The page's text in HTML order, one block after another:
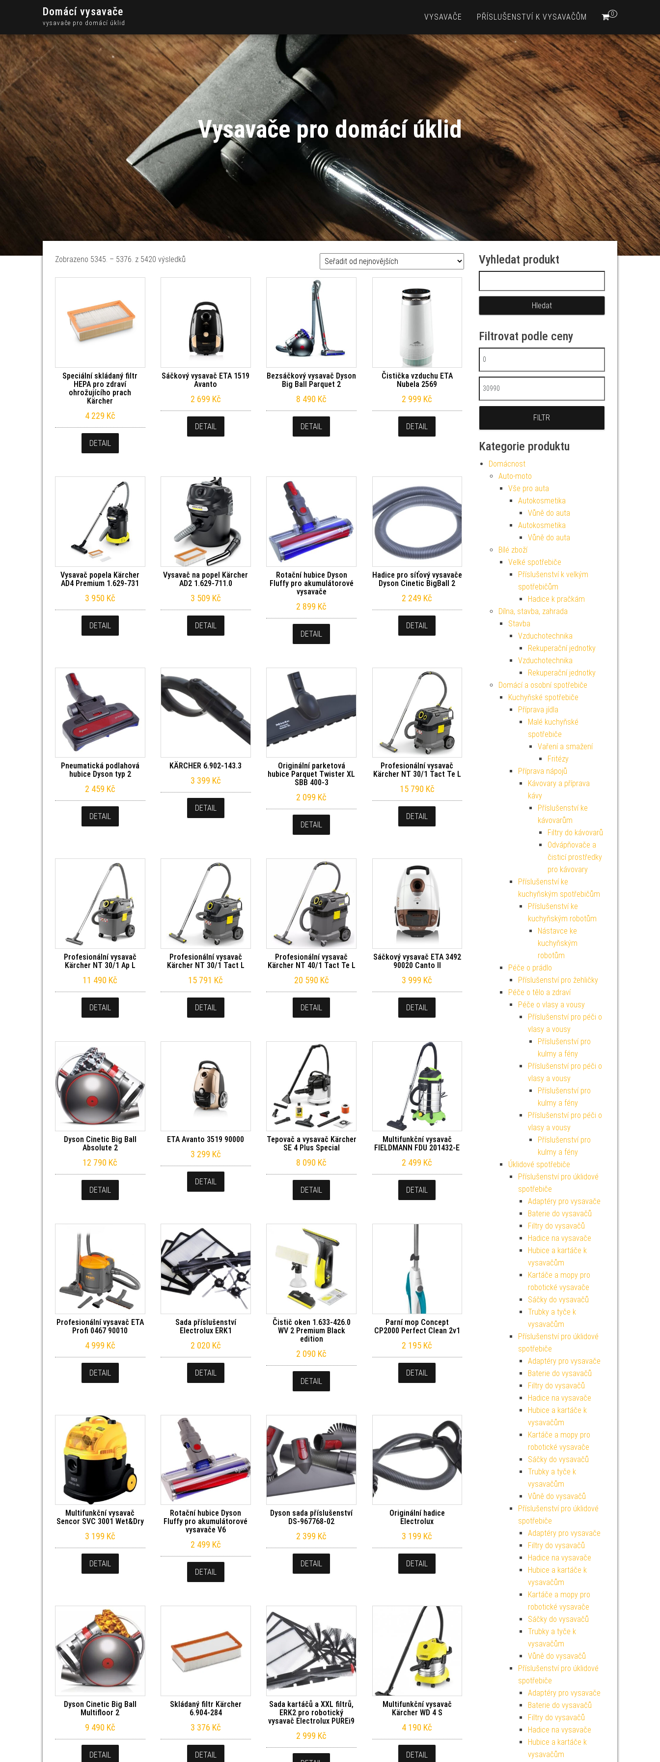
Domácí vysavače
vysavače pro domácí úklid
0
VYSAVAČE PŘÍSLUŠENSTVÍ K VYSAVAČŮM
Vysavače pro domácí úklid
Zobrazeno 5345. – 5376. z 5420 výsledků
Speciální skládaný filtr
HEPA pro zdraví
ohrožujícího prach
Kärcher
4 229 Kč
DETAIL
Sáčkový vysavač ETA 1519
Avanto
2 699 Kč
DETAIL
Bezsáčkový vysavač Dyson
Big Ball Parquet 2
8 490 Kč
DETAIL
Čistička vzduchu ETA
Nubela 2569
2 999 Kč
DETAIL
Vysavač popela Kärcher
AD4 Premium 1.629-731
3 950 Kč
DETAIL
Vysavač na popel Kärcher
AD2 1.629-711.0
3 509 Kč
DETAIL
Rotační hubice Dyson
Fluffy pro akumulátorové
vysavače
2 899 Kč
DETAIL
Hadice pro síťový vysavače
Dyson Cinetic BigBall 2
2 249 Kč
DETAIL
Pneumatická podlahová
hubice Dyson typ 2
2 459 Kč
DETAIL
KÄRCHER 6.902-143.3
3 399 Kč
DETAIL
Originální parketová
hubice Parquet Twister XL
SBB 400-3
2 099 Kč
DETAIL
Profesionální vysavač
Kärcher NT 30/1 Tact Te L
15 790 Kč
DETAIL
Profesionální vysavač
Kärcher NT 30/1 Ap L
11 490 Kč
DETAIL
Profesionální vysavač
Kärcher NT 30/1 Tact L
15 791 Kč
DETAIL
Profesionální vysavač
Kärcher NT 40/1 Tact Te L
20 590 Kč
DETAIL
Sáčkový vysavač ETA 3492
90020 Canto II
3 999 Kč
DETAIL
Dyson Cinetic Big Ball
Absolute 2
12 790 Kč
DETAIL
ETA Avanto 3519 90000
3 299 Kč
DETAIL
Tepovač a vysavač Kärcher
SE 4 Plus Special
8 090 Kč
DETAIL
Multifunkční vysavač
FIELDMANN FDU 201432-E
2 499 Kč
DETAIL
Profesionální vysavač ETA
Profi 0467 90010
4 999 Kč
DETAIL
Sada příslušenství
Electrolux ERK1
2 020 Kč
DETAIL
Čistič oken 1.633-426.0
WV 2 Premium Black
edition
2 090 Kč
DETAIL
Parní mop Concept
CP2000 Perfect Clean 2v1
2 195 Kč
DETAIL
Multifunkční vysavač
Sencor SVC 3001 Wet&Dry
3 199 Kč
DETAIL
Rotační hubice Dyson
Fluffy pro akumulátorové
vysavače V6
2 499 Kč
DETAIL
Dyson sada příslušenství
DS-967768-02
2 399 Kč
DETAIL
Originální hadice
Electrolux
3 199 Kč
DETAIL
Dyson Cinetic Big Ball
Multifloor 2
9 490 Kč
DETAIL
Skládaný filtr Kärcher
6.904-284
3 376 Kč
DETAIL
Sada kartáčů a XXL filtrů,
ERK2 pro robotický
vysavač Electrolux PUREi9
2 999 Kč
Multifunkční vysavač
Kärcher WD 4 S
4 190 Kč
DETAIL
Vyhledat produkt
Filtrovat podle ceny
Minimální cena
Maximální cena
FILTR
Kategorie produktu
Domácnost
Auto-moto
Vše pro auta
Autokosmetika
Vůně do auta
Autokosmetika
Vůně do auta
Bílé zboží
Velké spotřebiče
Příslušenství k velkým
spotřebičům
Hadice k pračkám
Dílna, stavba, zahrada
Stavba
Vzduchotechnika
Rekuperační jednotky
Vzduchotechnika
Rekuperační jednotky
Domácí a osobní spotřebiče
Kuchyňské spotřebiče
Příprava jídla
Malé kuchyňské
spotřebiče
Vaření a smažení
Fritézy
Příprava nápojů
Kávovary a příprava
kávy
Příslušenství ke
kávovarům
Filtry do kávovarů
Odvápňovače a
čisticí prostředky
pro kávovary
Příslušenství ke
kuchyňským spotřebičům
Příslušenství ke
kuchyňským robotům
Nástavce ke
kuchyňským
robotům
Péče o prádlo
Příslušenství pro žehličky
Péče o tělo a zdraví
Péče o vlasy a vousy
Příslušenství pro péči o
vlasy a vousy
Příslušenství pro
kulmy a fény
Příslušenství pro péči o
vlasy a vousy
Příslušenství pro
kulmy a fény
Příslušenství pro péči o
vlasy a vousy
Příslušenství pro
kulmy a fény
Úklidové spotřebiče
Příslušenství pro úklidové
spotřebiče
Adaptéry pro vysavače
Baterie do vysavačů
Filtry do vysavačů
Hadice na vysavače
Hubice a kartáče k
vysavačům
Kartáče a mopy pro
robotické vysavače
Sáčky do vysavačů
Trubky a tyče k
vysavačům
Příslušenství pro úklidové
spotřebiče
Adaptéry pro vysavače
Baterie do vysavačů
Filtry do vysavačů
Hadice na vysavače
Hubice a kartáče k
vysavačům
Kartáče a mopy pro
robotické vysavače
Sáčky do vysavačů
Trubky a tyče k
vysavačům
Vůně do vysavačů
Příslušenství pro úklidové
spotřebiče
Adaptéry pro vysavače
Filtry do vysavačů
Hadice na vysavače
Hubice a kartáče k
vysavačům
Kartáče a mopy pro
robotické vysavače
Sáčky do vysavačů
Trubky a tyče k
vysavačům
Vůně do vysavačů
Příslušenství pro úklidové
spotřebiče
Adaptéry pro vysavače
Baterie do vysavačů
Filtry do vysavačů
Hadice na vysavače
Hubice a kartáče k
vysavačům